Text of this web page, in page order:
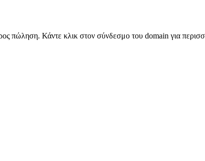
πώληση. Κάντε κλικ στον σύνδεσμο του domain για